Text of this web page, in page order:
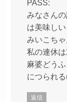
PASS:
みなさん
は美味し
みいこち
私の連休
麻婆どう
につられ
返信